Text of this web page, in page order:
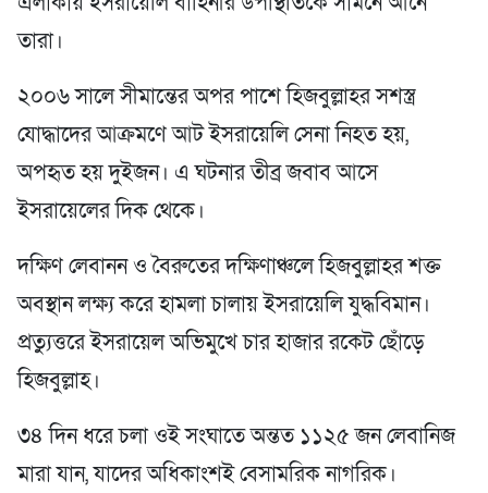
তারা।
২০০৬ সালে সীমান্তের অপর পাশে হিজবুল্লাহর সশস্ত্র
যোদ্ধাদের আক্রমণে আট ইসরায়েলি সেনা নিহত হয়,
অপহৃত হয় দুইজন। এ ঘটনার তীব্র জবাব আসে
ইসরায়েলের দিক থেকে।
দক্ষিণ লেবানন ও বৈরুতের দক্ষিণাঞ্চলে হিজবুল্লাহর শক্ত
অবস্থান লক্ষ্য করে হামলা চালায় ইসরায়েলি যুদ্ধবিমান।
প্রত্যুত্তরে ইসরায়েল অভিমুখে চার হাজার রকেট ছোঁড়ে
হিজবুল্লাহ।
৩৪ দিন ধরে চলা ওই সংঘাতে অন্তত ১১২৫ জন লেবানিজ
মারা যান, যাদের অধিকাংশই বেসামরিক নাগরিক।